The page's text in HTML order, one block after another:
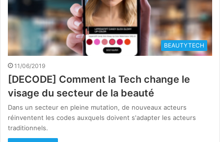
BEAUTYTECH
11/06/2019
[DECODE] Comment la Tech change le
visage du secteur de la beauté
Dans un secteur en pleine mutation, de nouveaux acteurs
réinventent les codes auxquels doivent s'adapter les acteurs
traditionnels.